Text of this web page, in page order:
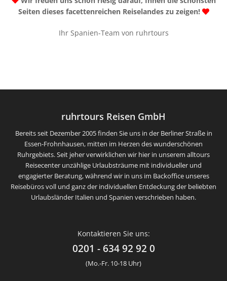
Seiten dieses facettenreichen Reiselandes zu zeigen!
Ihr Spanien-Team von ruhrtours
ruhrtours Reisen GmbH
Bereits seit Dezember 2005 finden Sie uns in der Berliner Straße in
Essen-Frohnhausen, mitten im Herzen des wunderschönen
Ruhrgebiets. Seit jeher verwirklichen wir hier in unserem alltours
Reisecenter unzählige Urlaubsträume mit individueller und
engagierter Beratung, während wir in uns im Backoffice unseres
Reisebüros voll und ganz der individuellen Entdeckung der beliebten
Urlaubsländer Italien und Spanien verschrieben haben.
Kontaktieren Sie uns:
0201 - 634 92 92 0
(Mo.-Fr. 10-18 Uhr)